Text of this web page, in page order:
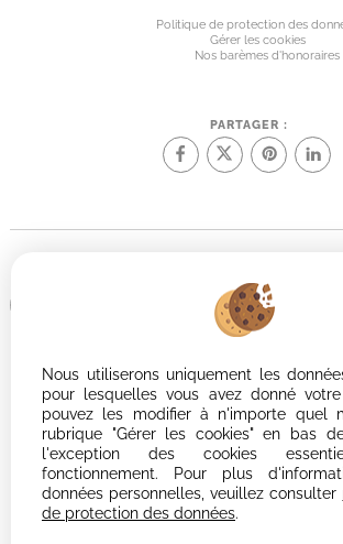
Politique de protection des
Gérer les cookies
Nos barèmes d'honoraires
PARTAGER :
Afin de vous offrir un confort de lecture
votre tablette ou votre smartphone,
automatiquement aux différents
Logiciel immobilier
Création site internet
Référencement site
Nous utiliserons uniquement les
pour lesquelles vous avez donné
pouvez les modifier à n'importe quel
rubrique "Gérer les cookies" en bas
l'exception des cookies
fonctionnement. Pour plus
données personnelles, veuillez consulter
de protection des données.